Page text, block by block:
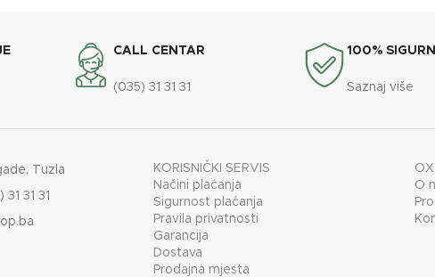
CALL CENTAR
(035) 31 31 31
100%
Saznaj više
Tuzla
31 31
KORISNIČKI SERVIS
Načini plaćanja
Sigurnost plaćanja
Pravila privatnosti
Garancija
Dostava
Prodajna mjesta
O